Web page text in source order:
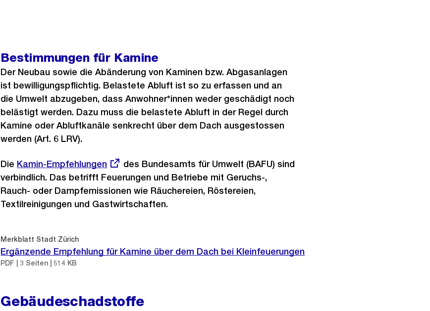
Bestimmungen für Kamine
Der Neubau sowie die Abänderung von Kaminen bzw. Abgasanlagen
ist bewilligungspflichtig. Belastete Abluft ist so zu erfassen und an
die Umwelt abzugeben, dass Anwohner*innen weder geschädigt noch
belästigt werden. Dazu muss die belastete Abluft in der Regel durch
Kamine oder Abluftkanäle senkrecht über dem Dach ausgestossen
werden (Art. 6 LRV).
Die Externer
Link:
Kamin-Empfehlungen
des Bundesamts für Umwelt (BAFU) sind
verbindlich. Das betrifft Feuerungen und Betriebe mit Geruchs-,
Rauch- oder Dampfemissionen wie Räuchereien, Röstereien,
Textilreinigungen und Gastwirtschaften.
Merkblatt Stadt Zürich
Ergänzende Empfehlung für Kamine über dem Dach bei Kleinfeuerungen
PDF | 3 Seiten | 514 KB
Gebäudeschadstoffe